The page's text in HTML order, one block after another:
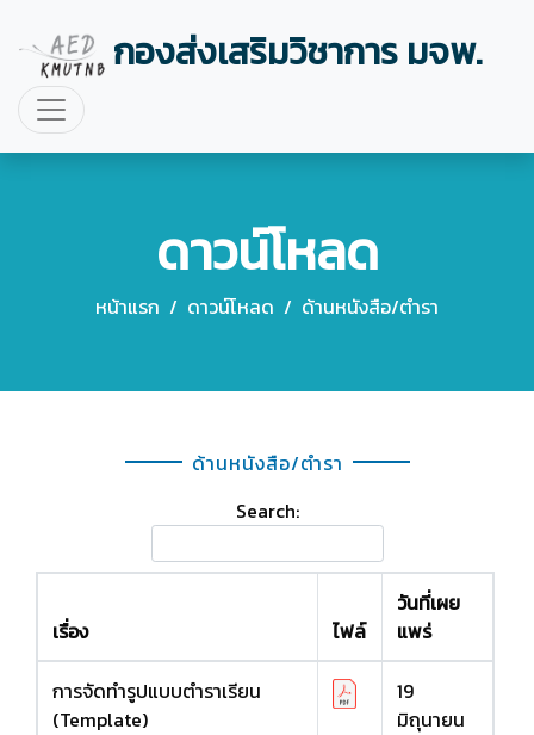
กองส่งเสริมวิชาการ มจพ.
ดาวน์โหลด
หน้าแรก / ดาวน์โหลด / ด้านหนังสือ/ตำรา
ด้านหนังสือ/ตำรา
Search:
เรื่อง ไฟล์
วันที่เผย
แพร่
การจัดทำรูปแบบตำราเรียน
(Template)
19
มิถุนายน